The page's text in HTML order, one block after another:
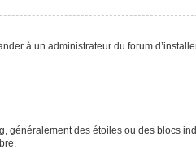
à un administrateur du forum
généralement des étoiles ou des blocs